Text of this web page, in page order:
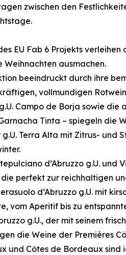
zwischen den
EU Fab 6 Projekts
Weihnachten ausmachen.
beeindruckt durch ihre
vollmundigen
Campo de Borja sowie
Tinta – spiegeln
Terra Alta mit Zitrus- und
d’Abruzzo g.U. und
perfekt zur reichhaltigen
d’Abruzzo g.U. mit
vom Aperitif bis zu
g.U., der mit seinem
die Weine der Premières
und Côtes de Bordeaux